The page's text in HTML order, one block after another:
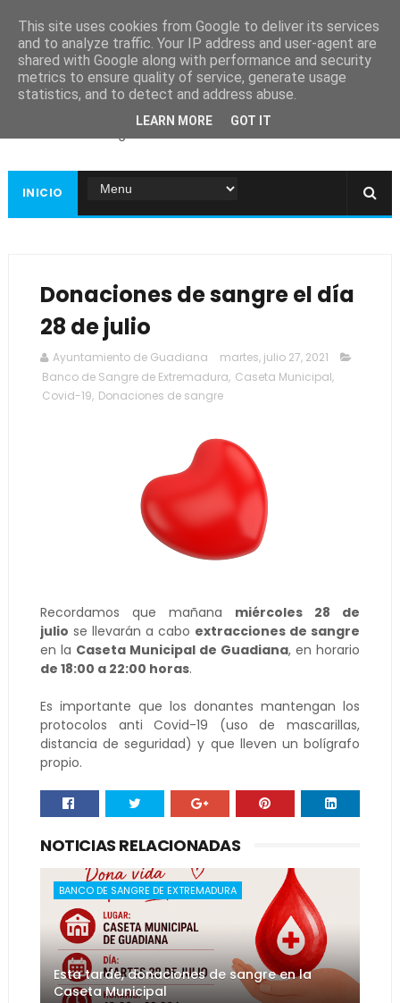
Ayuntamiento de
Guadiana
INICIO
Donaciones de sangre el día
28 de julio
Ayuntamiento de Guadiana
martes, julio 27, 2021
Banco de Sangre de Extremadura, Caseta Municipal,
Covid-19, Donaciones de sangre
Recordamos que mañana miércoles 28 de
julio se llevarán a cabo extracciones de sangre
en la Caseta Municipal de Guadiana, en horario
de 18:00 a 22:00 horas.
Es importante que los donantes mantengan los
protocolos anti Covid-19 (uso de mascarillas,
distancia de seguridad) y que lleven un bolígrafo
propio.
NOTICIAS RELACIONADAS
BANCO DE SANGRE DE EXTREMADURA
Esta tarde, donaciones de sangre en la
Caseta Municipal
This site uses cookies from Google to deliver its services
and to analyze traffic. Your IP address and user-agent are
shared with Google along with performance and security
metrics to ensure quality of service, generate usage
statistics, and to detect and address abuse.
LEARN MORE GOT IT